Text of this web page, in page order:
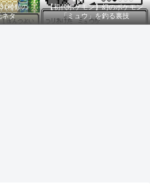
種類の
ネタ
【初代ポケモン】幻のポケモン
「ミュウ」を釣る裏技